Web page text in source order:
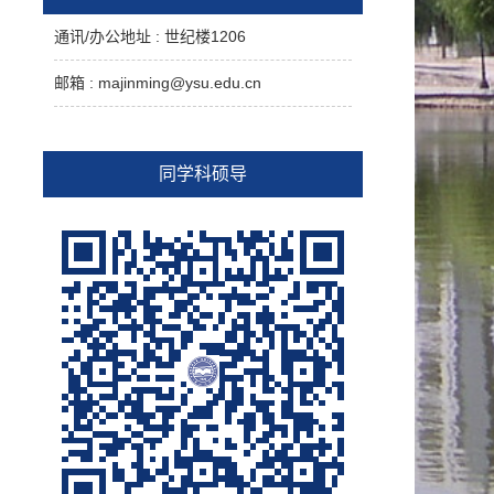
通讯/办公地址 : 世纪楼1206
邮箱 : majinming@ysu.edu.cn
同学科硕导